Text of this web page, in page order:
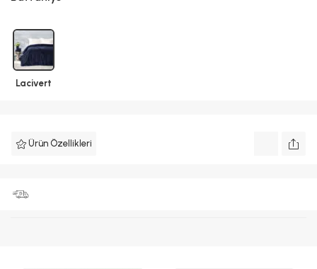
Lacivert
Ürün Özellikleri